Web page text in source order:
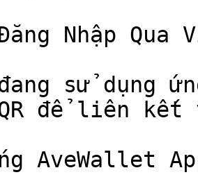
Nhập Qua
sử dụng
QR để liên
AveWallet